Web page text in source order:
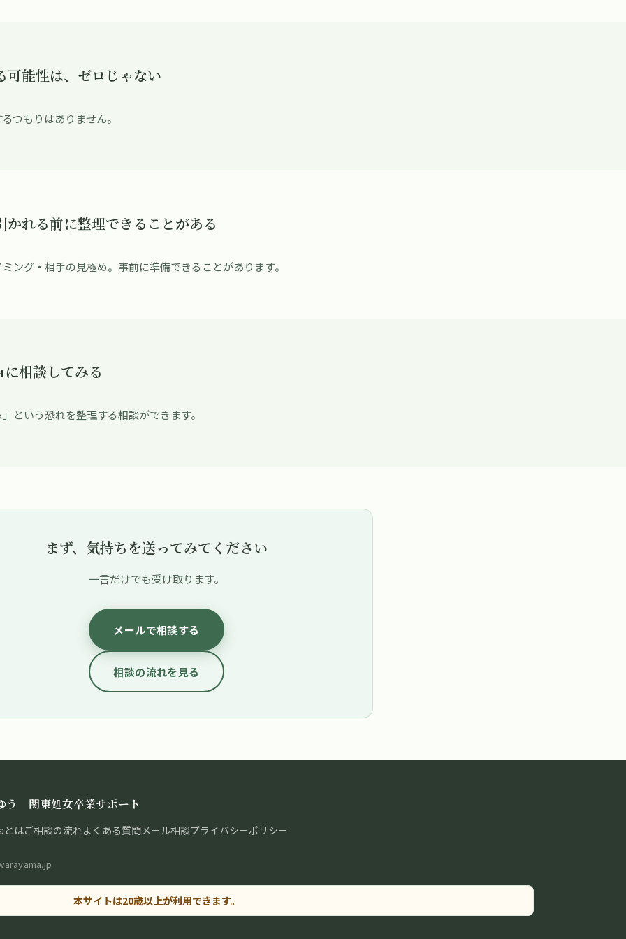
可能性は、ゼロじゃない
つもりはありません。
かれる前に整理できることがある
ング・相手の見極め。事前に準備できることがあります。
相談してみる
」という恐れを整理する相談ができます。
まず、気持ちを送ってみてください
一言だけでも受け取ります。
メールで相談する
相談の流れを見る
関東処女卒業サポート
とはご相談の流れよくある質問メール相談プライバシーポリシー
本サイトは20歳以上が利用できます。